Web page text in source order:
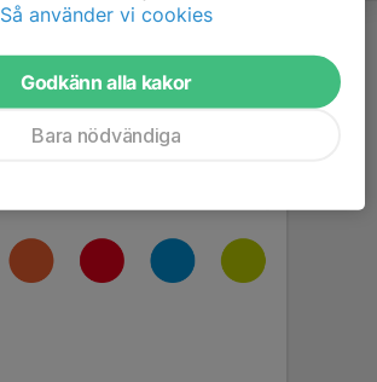
Så använder vi cookies
Godkänn alla kakor
Bara nödvändiga